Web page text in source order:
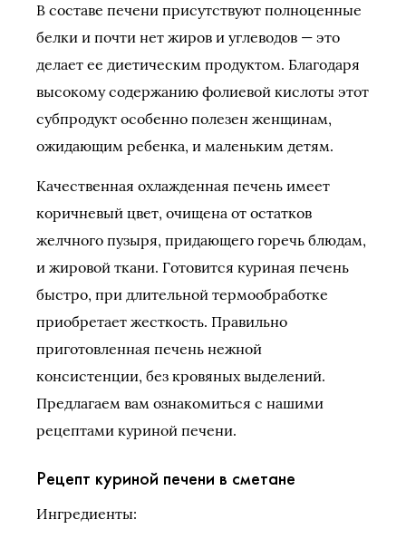
В составе печени присутствуют полноценные
белки и почти нет жиров и углеводов — это
делает ее диетическим продуктом. Благодаря
высокому содержанию фолиевой кислоты этот
субпродукт особенно полезен женщинам,
ожидающим ребенка, и маленьким детям.
Качественная охлажденная печень имеет
коричневый цвет, очищена от остатков
желчного пузыря, придающего горечь блюдам,
и жировой ткани. Готовится куриная печень
быстро, при длительной термообработке
приобретает жесткость. Правильно
приготовленная печень нежной
консистенции, без кровяных выделений.
Предлагаем вам ознакомиться с нашими
рецептами куриной печени.
Рецепт куриной печени в сметане
Ингредиенты: